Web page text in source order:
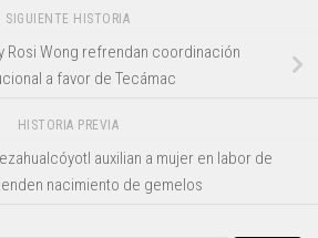
SIGUIENTE HISTORIA
Rosi Wong refrendan coordinación
a favor de Tecámac
HISTORIA PREVIA
auxilian a mujer en labor de
nacimiento de gemelos